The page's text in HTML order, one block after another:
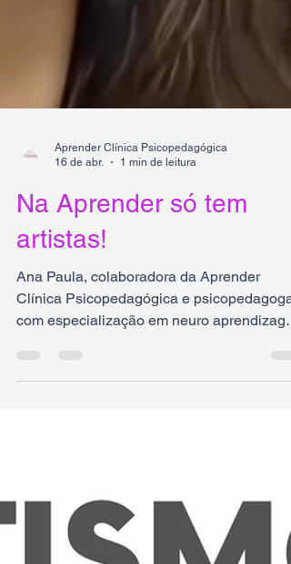
16 de abr.
1 min de leitura
Na Aprender só tem
artistas!
Ana Paula, colaboradora da Aprender
Clínica Psicopedagógica e psicopedagoga
com especialização em neuro